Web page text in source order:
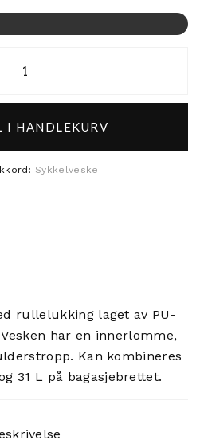
rullelukking laget av PU-
har en innerlomme,
Kan kombineres
31 L på bagasjebrettet.
ORTLIEB Back-Roller
I HANDLEKURV
Sykkelveske